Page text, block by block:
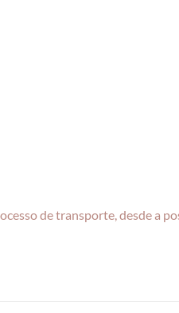
de transporte, desde a